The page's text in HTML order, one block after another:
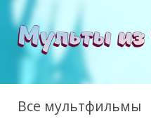
Все мультфильмы
Эй, Арнольд
1 сезон